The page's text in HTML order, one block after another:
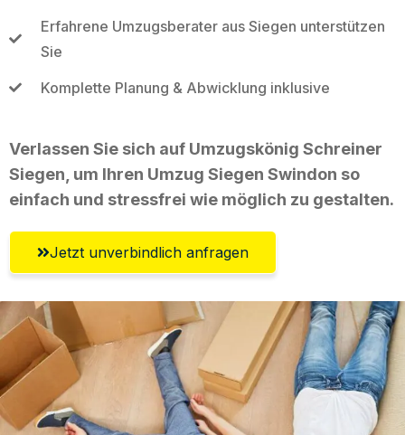
Erfahrene Umzugsberater aus Siegen unterstützen
Sie
Komplette Planung & Abwicklung inklusive
Verlassen Sie sich auf Umzugskönig Schreiner
Siegen, um Ihren Umzug Siegen Swindon so
einfach und stressfrei wie möglich zu gestalten.
Jetzt unverbindlich anfragen